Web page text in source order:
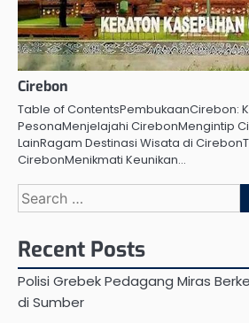
Cirebon
Table of ContentsPembukaanCirebon:
PesonaMenjelajahi CirebonMengintip
LainRagam Destinasi Wisata di
CirebonMenikmati Keunikan…
Search
for:
Recent Posts
Polisi Grebek Pedagang Miras
di Sumber